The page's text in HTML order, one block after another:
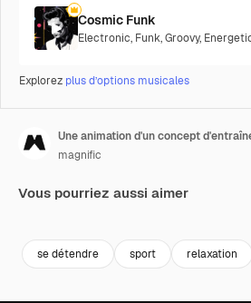
Cosmic Funk
Electronic, Funk,Groovy,
Explorez plus d’options musicales
Une animation d'un concept
magnific
Vous pourriez aussi aimer
se détendre sport relaxation